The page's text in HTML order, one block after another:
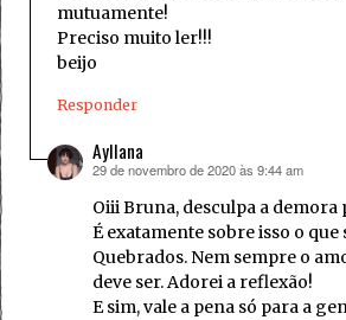
mutuamente!
Preciso muito ler!!!
beijo
Responder
Ayllana
disse:
29 de novembro de 2020 às 9:44 am
Oiii Bruna, desculpa a demora
É exatamente sobre isso o
Quebrados. Nem sempre o
deve ser. Adorei a reflexão!
E sim, vale a pena só para a